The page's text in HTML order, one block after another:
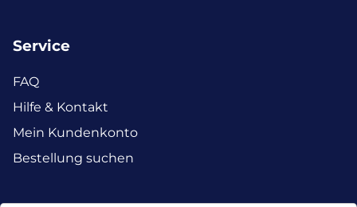
Service
FAQ
Hilfe & Kontakt
Mein Kundenkonto
Bestellung suchen